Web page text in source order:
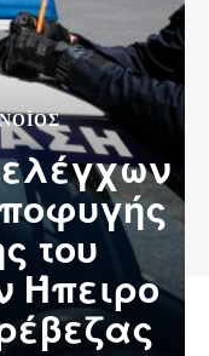
του
Ήπειρο